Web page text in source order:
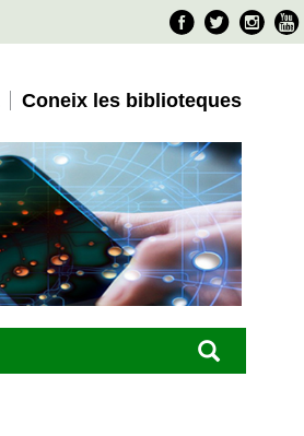
Twitter
Coneix les biblioteques